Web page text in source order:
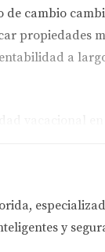
cambio
propiedades
a
decidió
nos enseña
y